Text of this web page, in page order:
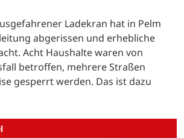
Ladekran hat in Pelm
abgerissen und erhebliche
Acht Haushalte waren von
betroffen, mehrere Straßen
gesperrt werden. Das ist dazu